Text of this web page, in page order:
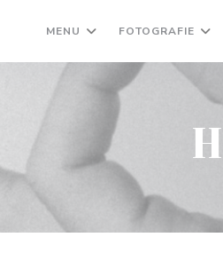
MENU FOTOGRAFIE